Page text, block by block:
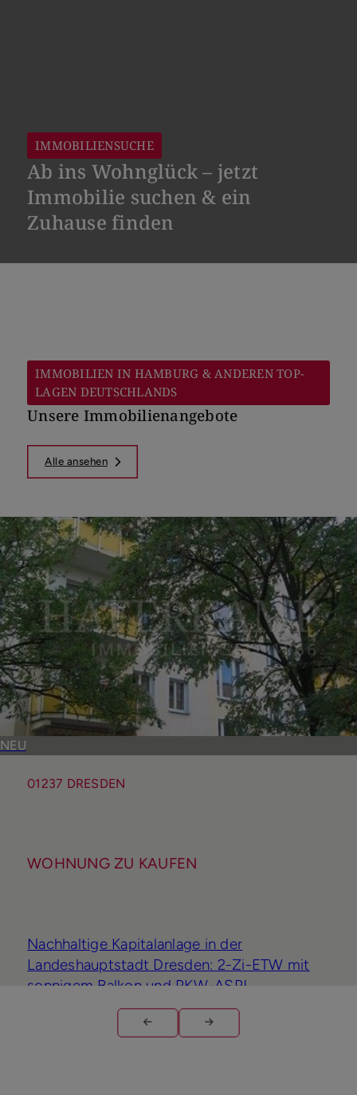
IMMOBILIENSUCHE
Ab ins Wohnglück – jetzt
Immobilie suchen & ein
Zuhause finden
Ort
Umkreis
Suche starten
IMMOBILIEN IN HAMBURG & ANDEREN TOP-
LAGEN DEUTSCHLANDS
Unsere Immobilienangebote
Alle ansehen
NEU
01237 DRESDEN
WOHNUNG ZU KAUFEN
Nachhaltige Kapitalanlage in der
Landeshauptstadt Dresden: 2-Zi-ETW mit
sonnigem Balkon und PKW-ASP!